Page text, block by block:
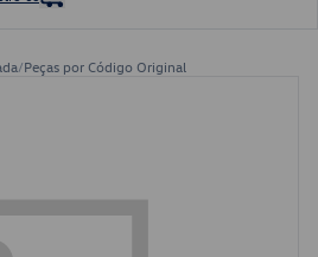
/Peças por Código Original